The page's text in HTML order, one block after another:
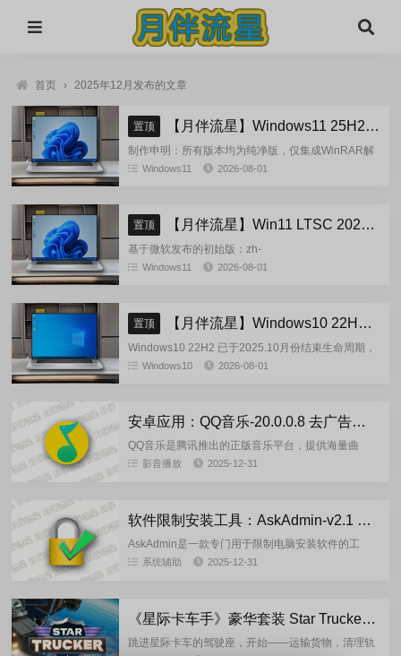
首页 › 2025年12月发布的文章
置顶 【月伴流星】Windows11 25H2 完整+适量精简多合一安装版2026.08
制作申明：所有版本均为纯净版，仅集成WinRAR解
压缩和VBCRedist_x86_x64和系统必须的软件和运
Windows11 2026-08-01
置顶 【月伴流星】Win11 LTSC 2024 完整+适量精简多合一安装版2026.08
基于微软发布的初始版：zh-
Windows11 2026-08-01
置顶 【月伴流星】Windows10 22H2 完整+适量精简多合一安装版2026.08
Windows10 22H2 已于2025.10月份结束生命周期，
官方已经停止技术支持，考虑到22H2尚有大量用
Windows10 2026-08-01
安卓应用：QQ音乐-20.0.0.8 去广告纯净版
QQ音乐是腾讯推出的正版音乐平台，提供海量曲
库、高品质音效和智能互动功能，是很多人听歌的首
影音播放 2025-12-31
软件限制安装工具：AskAdmin-v2.1 中文绿色版
AskAdmin是一款专门用于限制电脑安装软件的工
具，它可以对指定的文件进行扩展名的修改，也可以
系统辅助 2025-12-31
《星际卡车手》豪华套装 Star Trucker: Deluxe Bundle-New Games重制版
跳进星际卡车的驾驶座，开始——运输货物，清理轨